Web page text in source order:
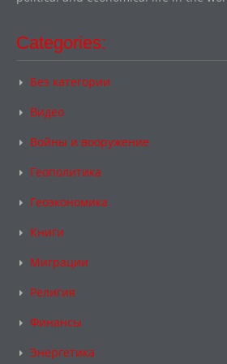
Categories:
Без категории
Видео
Войны и вооружение
Геополитика
Геоэкономика
Книги
Миграции
Религия
Финансы
Энергетика